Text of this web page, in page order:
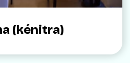
(kénitra)